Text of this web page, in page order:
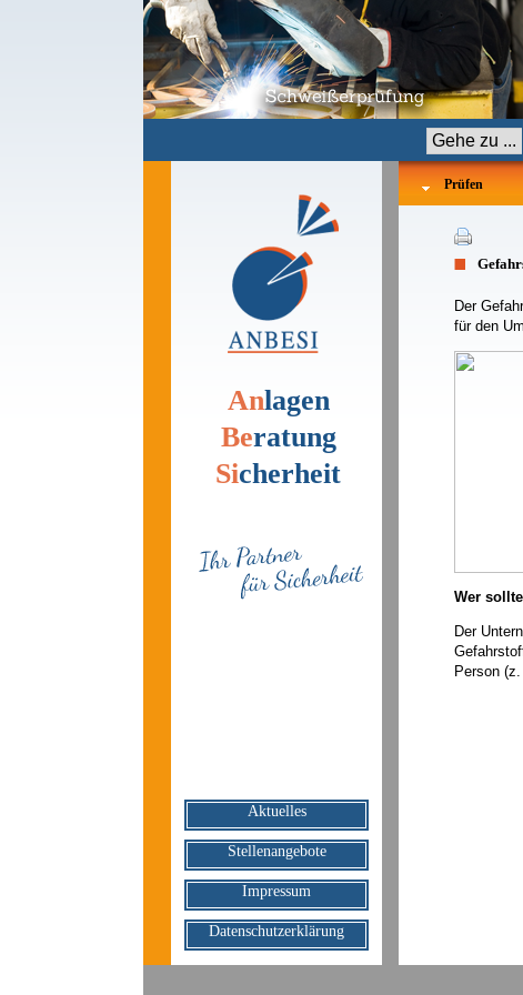
Prüfen
Zielseite
Anlagen
Beratung
Sicherheit
Der
für den
Wer
Der
Person
NavigationAktuelles
Stellenangebote
Impressum
Datenschutzerklärung